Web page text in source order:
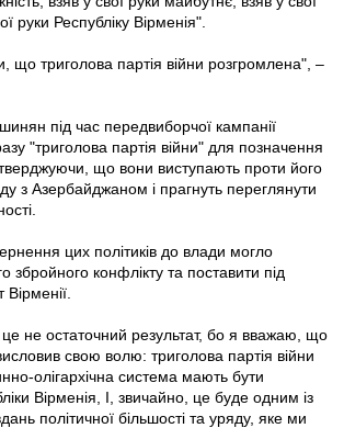
руки Республіку Вірменія".
що триголова партія війни розгромлена", –
під час передвиборчої кампанії
"триголова партія війни" для позначення
що вони виступають проти його
з Азербайджаном і прагнуть переглянути
цих політиків до влади могло
збройного конфлікту та поставити під
Вірменії.
не остаточний результат, бо я вважаю, що
свою волю: триголова партія війни
олігархічна система мають бути
Вірменія, І, звичайно, це буде одним із
політичної більшості та уряду, яке ми